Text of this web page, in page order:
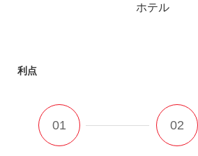
ホテル
利点